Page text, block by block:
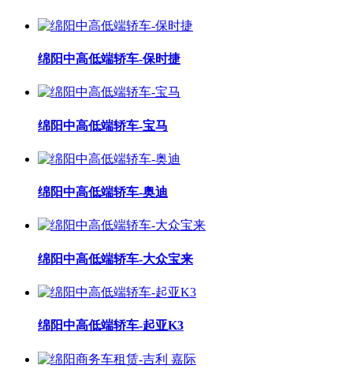
绵阳中高低端轿车-保时捷
绵阳中高低端轿车-宝马
绵阳中高低端轿车-奥迪
绵阳中高低端轿车-大众宝来
绵阳中高低端轿车-起亚K3